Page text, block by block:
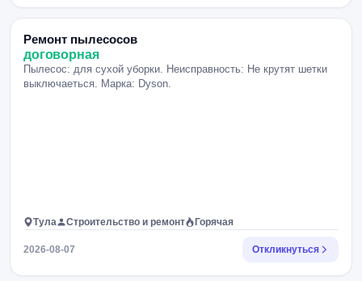
Ремонт пылесосов
договорная
Пылесос: для сухой уборки. Неисправность: Не крутят шетки
выключаеться. Марка: Dyson.
Тула Строительство и ремонт Горячая
2026-08-07 Откликнуться